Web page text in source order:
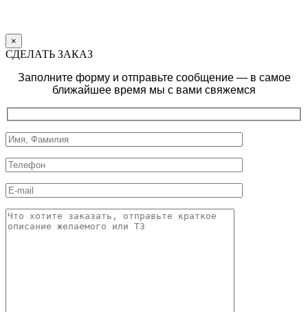
×
СДЕЛАТЬ ЗАКАЗ
Заполните форму и отправьте сообщение — в самое
ближайшее время мы с вами свяжемся